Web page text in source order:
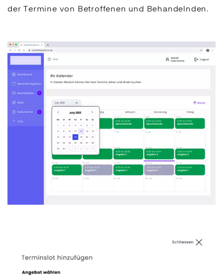
der Termine von Betroffenen und Behandelnden.